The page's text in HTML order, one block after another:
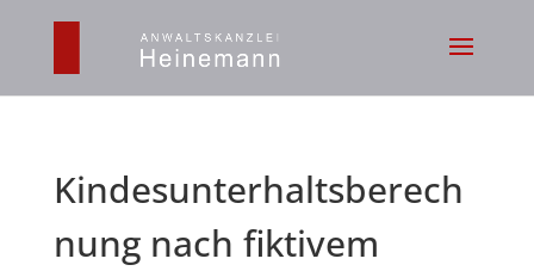
Kindesunterhaltsberech
nung nach fiktivem